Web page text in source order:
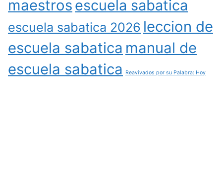
maestros escuela sabatica
escuela sabatica 2026 leccion de
escuela sabatica manual de
escuela sabatica
Reavivados por su Palabra: Hoy